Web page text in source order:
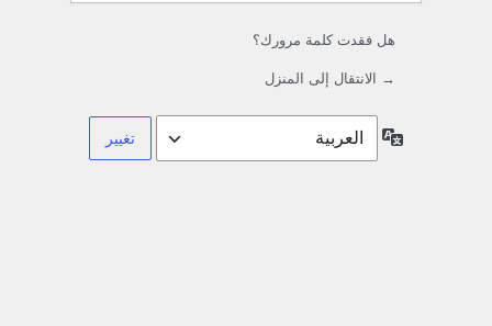
هل فقدت كلمة مرورك؟
→ الانتقال إلى المنزل
اللغة